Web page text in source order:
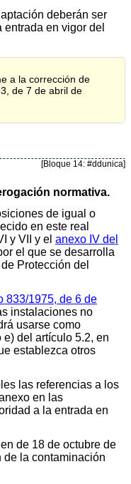
deberán ser
en vigor del
a la corrección de
de 7 de abril de
[Bloque 14: #ddunica]
normativa.
de igual o
en este real
y VII y el anexo IV del
el que se desarrolla
de Protección del
833/1975, de 6 de
instalaciones no
usarse como
del artículo 5.2, en
establezca otros
las referencias a los
en las
a la entrada en
de 18 de octubre de
de la contaminación